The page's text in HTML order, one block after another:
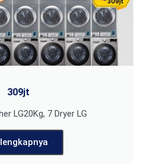
309jt
LG20Kg, 7 Dryer LG